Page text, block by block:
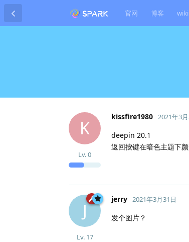
官网 博客 wiki
K
kissfire1980
Lv.0
2021年3
deepin 20.1
返回按键在暗色主题下
J
jerry
Lv. 17
2021年3月31日
发个图片？